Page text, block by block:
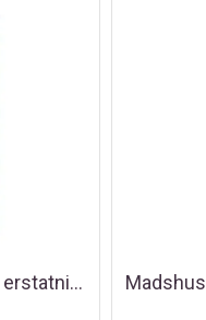
Madshus IGS erstatningsfell 42cm